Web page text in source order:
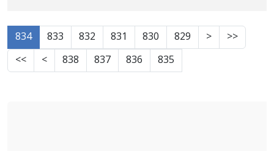
<<
<
829
830
831
832
833
834
835
836
837
838
>
>>